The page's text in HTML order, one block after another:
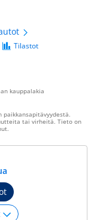
Tilastot
kauppalakia
tai virheitä. Tieto on